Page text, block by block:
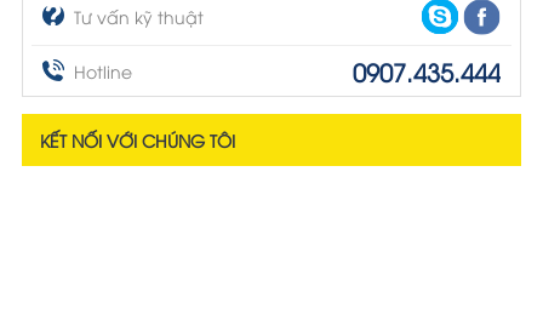
Tư vấn kỹ thuật
Hotline 0907.435.444
KẾT NỐI VỚI CHÚNG TÔI